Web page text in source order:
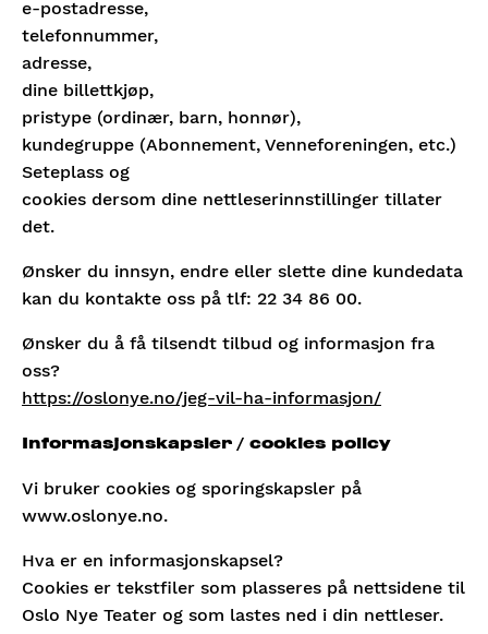
e-postadresse,
telefonnummer,
adresse,
dine billettkjøp,
pristype (ordinær, barn, honnør),
kundegruppe (Abonnement, Venneforeningen, etc.)
Seteplass og
cookies dersom dine nettleserinnstillinger tillater
det.
Ønsker du innsyn, endre eller slette dine kundedata
kan du kontakte oss på tlf: 22 34 86 00.
Ønsker du å få tilsendt tilbud og informasjon fra
oss?
https://oslonye.no/jeg-vil-ha-informasjon/
Informasjonskapsler / cookies policy
Vi bruker cookies og sporingskapsler på
www.oslonye.no.
Hva er en informasjonskapsel?
Cookies er tekstfiler som plasseres på nettsidene til
Oslo Nye Teater og som lastes ned i din nettleser.